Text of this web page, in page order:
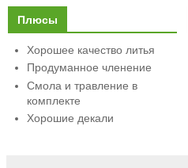
Плюсы
Хорошее качество литья
Продуманное членение
Смола и травление в
комплекте
Хорошие декали